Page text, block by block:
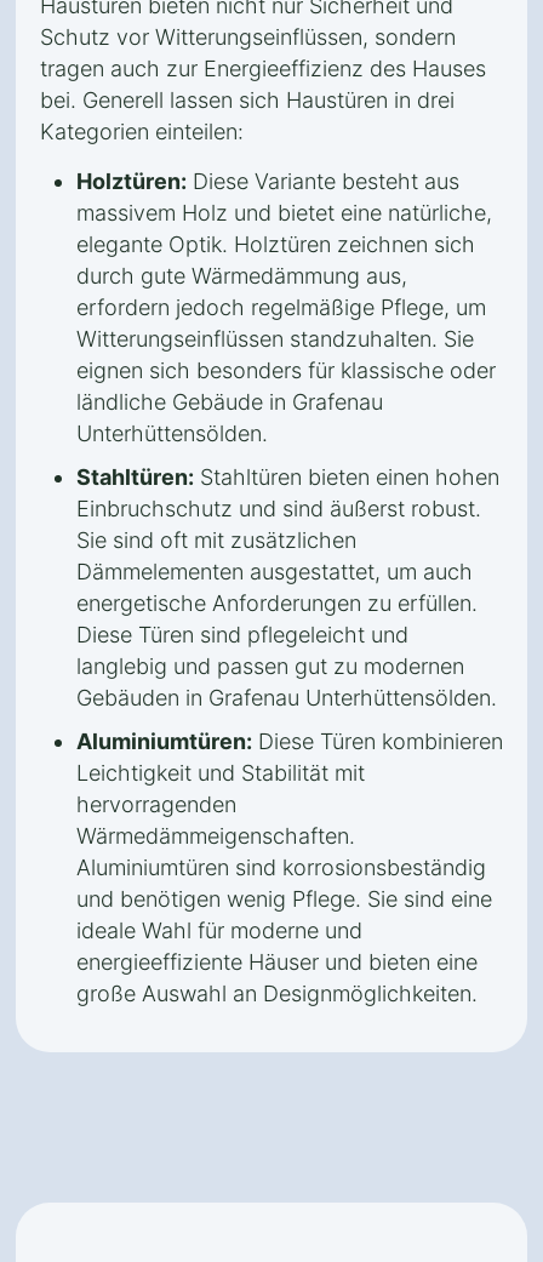
Haustüren bieten nicht nur Sicherheit und
Schutz vor Witterungseinflüssen, sondern
tragen auch zur Energieeffizienz des Hauses
bei. Generell lassen sich Haustüren in drei
Kategorien einteilen:
Holztüren: Diese Variante besteht aus
massivem Holz und bietet eine natürliche,
elegante Optik. Holztüren zeichnen sich
durch gute Wärmedämmung aus,
erfordern jedoch regelmäßige Pflege, um
Witterungseinflüssen standzuhalten. Sie
eignen sich besonders für klassische oder
ländliche Gebäude in Grafenau
Unterhüttensölden.
Stahltüren: Stahltüren bieten einen hohen
Einbruchschutz und sind äußerst robust.
Sie sind oft mit zusätzlichen
Dämmelementen ausgestattet, um auch
energetische Anforderungen zu erfüllen.
Diese Türen sind pflegeleicht und
langlebig und passen gut zu modernen
Gebäuden in Grafenau Unterhüttensölden.
Aluminiumtüren: Diese Türen kombinieren
Leichtigkeit und Stabilität mit
hervorragenden
Wärmedämmeigenschaften.
Aluminiumtüren sind korrosionsbeständig
und benötigen wenig Pflege. Sie sind eine
ideale Wahl für moderne und
energieeffiziente Häuser und bieten eine
große Auswahl an Designmöglichkeiten.